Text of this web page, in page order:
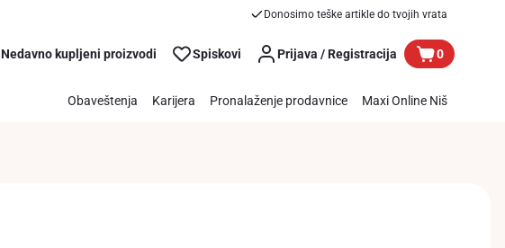
Donosimo teške artikle do tvojih vrata
Nedavno kupljeni proizvodi Spiskovi Prijava / Registracija 0
Obaveštenja Karijera Pronalaženje prodavnice Maxi Online Niš